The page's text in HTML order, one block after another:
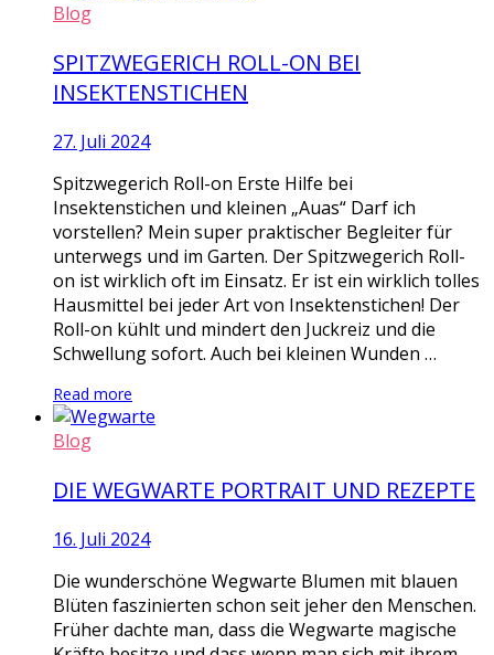
Blog
SPITZWEGERICH ROLL-ON BEI
INSEKTENSTICHEN
27. Juli 2024
Spitzwegerich Roll-on Erste Hilfe bei
Insektenstichen und kleinen „Auas“ Darf ich
vorstellen? Mein super praktischer Begleiter für
unterwegs und im Garten. Der Spitzwegerich Roll-
on ist wirklich oft im Einsatz. Er ist ein wirklich tolles
Hausmittel bei jeder Art von Insektenstichen! Der
Roll-on kühlt und mindert den Juckreiz und die
Schwellung sofort. Auch bei kleinen Wunden …
Read more
Blog
DIE WEGWARTE PORTRAIT UND REZEPTE
16. Juli 2024
Die wunderschöne Wegwarte Blumen mit blauen
Blüten faszinierten schon seit jeher den Menschen.
Früher dachte man, dass die Wegwarte magische